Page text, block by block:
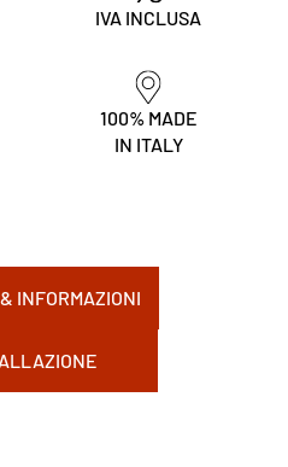
IVA INCLUSA
100% MADE
IN ITALY
INFORMAZIONI